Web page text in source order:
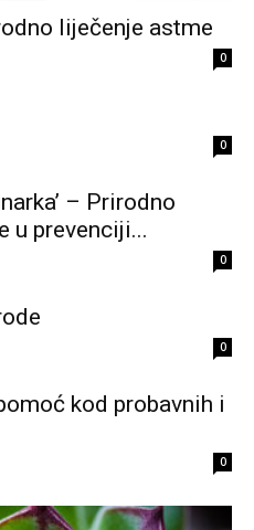
liječenje astme
0
0
– Prirodno
u prevenciji...
0
0
kod probavnih i
0